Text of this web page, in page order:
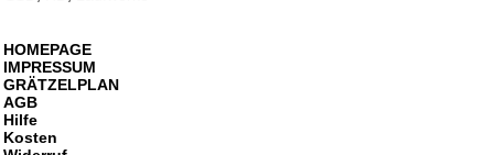
HOMEPAGE
IMPRESSUM
GRÄTZELPLAN
AGB
Hilfe
Kosten